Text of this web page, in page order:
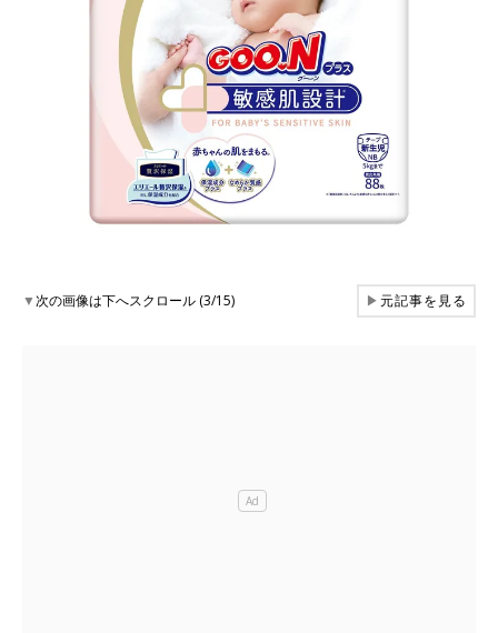
▼次の画像は下へスクロール (3/15) ▶元記事を見る